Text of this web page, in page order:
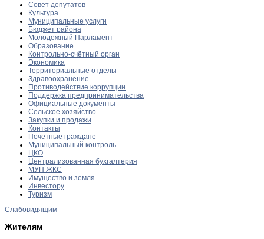
Совет депутатов
Культура
Муниципальные услуги
Бюджет района
Молодежный Парламент
Образование
Контрольно-счётный орган
Экономика
Территориальные отделы
Здравоохранение
Противодействие коррупции
Поддержка предпринимательства
Официальные документы
Сельское хозяйство
Закупки и продажи
Контакты
Почетные граждане
Муниципальный контроль
ЦКО
Централизованная бухгалтерия
МУП ЖКС
Имущество и земля
Инвестору
Туризм
Слабовидящим
Жителям